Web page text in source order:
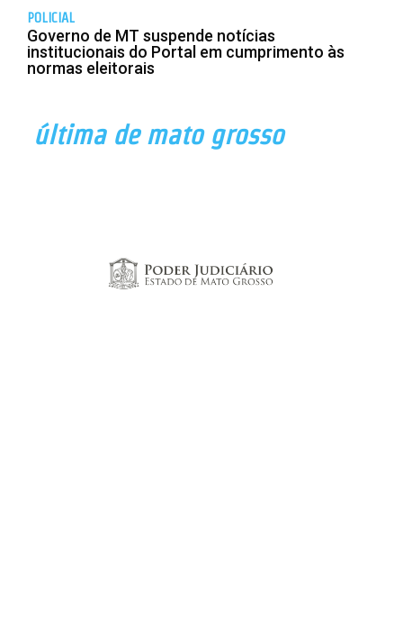
POLICIAL
Governo de MT suspende notícias
institucionais do Portal em cumprimento às
normas eleitorais
última de mato grosso